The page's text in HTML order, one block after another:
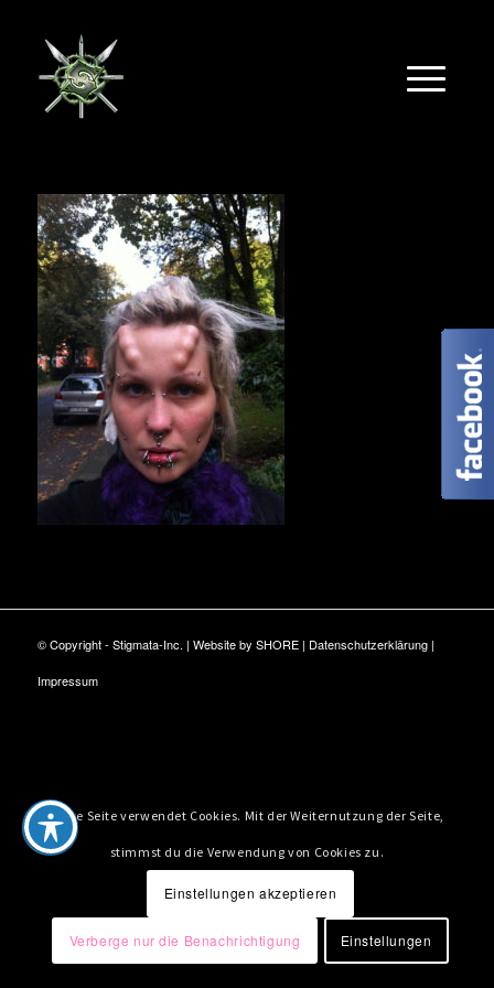
© Copyright - Stigmata-Inc. | Website by SHORE| Datenschutzerklärung|
Impressum
Diese Seite verwendet Cookies. Mit der Weiternutzung der Seite,
stimmst du die Verwendung von Cookies zu.
Einstellungen akzeptieren
Verberge nur die Benachrichtigung Einstellungen